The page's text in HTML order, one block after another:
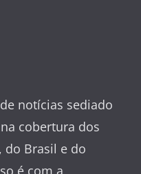
notícias sediado
cobertura dos
do Brasil e do